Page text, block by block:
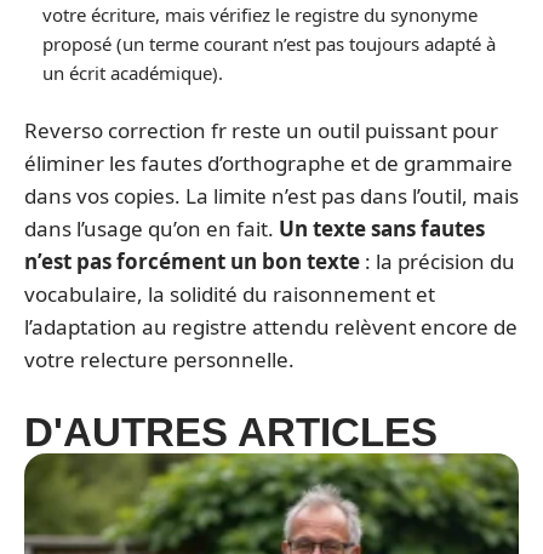
votre écriture, mais vérifiez le registre du synonyme
proposé (un terme courant n’est pas toujours adapté à
un écrit académique).
Reverso correction fr reste un outil puissant pour
éliminer les fautes d’orthographe et de grammaire
dans vos copies. La limite n’est pas dans l’outil, mais
dans l’usage qu’on en fait. Un texte sans fautes
n’est pas forcément un bon texte : la précision du
vocabulaire, la solidité du raisonnement et
l’adaptation au registre attendu relèvent encore de
votre relecture personnelle.
D'AUTRES ARTICLES